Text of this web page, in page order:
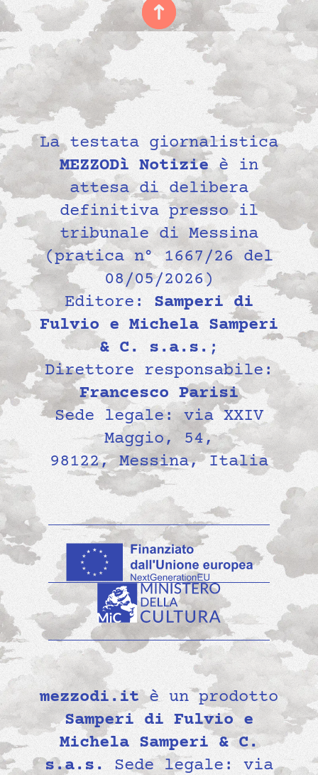
La testata giornalistica
MEZZODì Notizieè in
attesa di delibera
definitiva presso il
tribunale di Messina
(pratica n° 1667/26 del
08/05/2026)
Editore: Samperi di
Fulvio e Michela Samperi
& C. s.a.s. ;
Direttore responsabile:
Francesco Parisi
Sede legale: via XXIV
Maggio, 54,
98122, Messina, Italia
mezzodi.itè un prodotto
Samperi di Fulvio e
Michela Samperi & C.
s.a.s. Sede legale: via